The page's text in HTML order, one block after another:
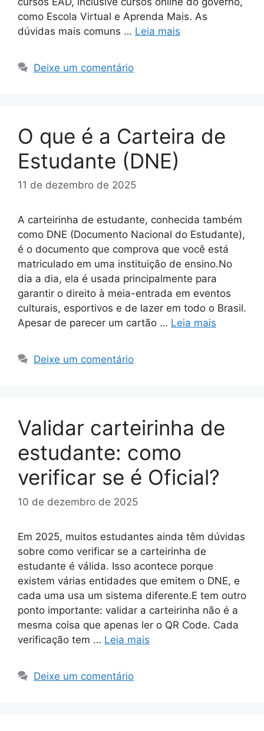
como Escola Virtual e Aprenda Mais. As
dúvidas mais comuns … Leia mais
Deixe um comentário
O que é a Carteira de
Estudante (DNE)
11 de dezembro de 2025
A carteirinha de estudante, conhecida também
como DNE (Documento Nacional do Estudante),
é o documento que comprova que você está
matriculado em uma instituição de ensino.No
dia a dia, ela é usada principalmente para
garantir o direito à meia-entrada em eventos
culturais, esportivos e de lazer em todo o Brasil.
Apesar de parecer um cartão … Leia mais
Deixe um comentário
Validar carteirinha de
estudante: como
verificar se é Oficial?
10 de dezembro de 2025
Em 2025, muitos estudantes ainda têm dúvidas
sobre como verificar se a carteirinha de
estudante é válida. Isso acontece porque
existem várias entidades que emitem o DNE, e
cada uma usa um sistema diferente.E tem outro
ponto importante: validar a carteirinha não é a
mesma coisa que apenas ler o QR Code. Cada
verificação tem … Leia mais
Deixe um comentário